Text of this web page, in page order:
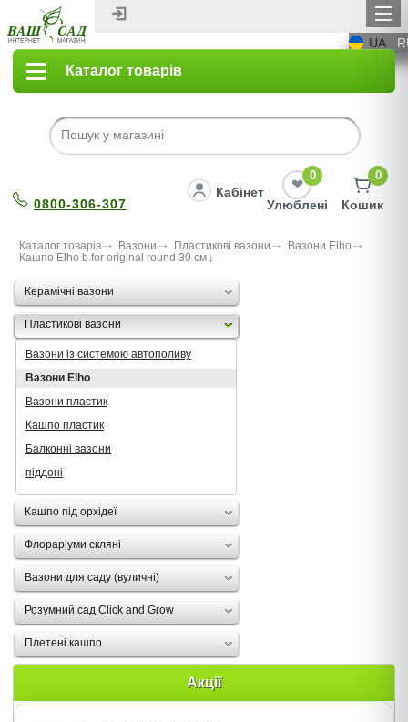
UA
Каталог товарів
0800-306-307
Кабінет
0
Улюблені
0
Кошик
Каталог товарів Вазони Пластикові вазони
Вазони Elho
Кашпо Elho b.for original round 30 см
Керамічні вазони
Пластикові вазони
Вазони із системою автополиву
Вазони Elho
Вазони пластик
Кашпо пластик
Балконні вазони
піддоні
Кашпо під орхідеї
Флораріуми скляні
Вазони для саду (вуличні)
Розумний сад Click and Grow
Плетені кашпо
Акції